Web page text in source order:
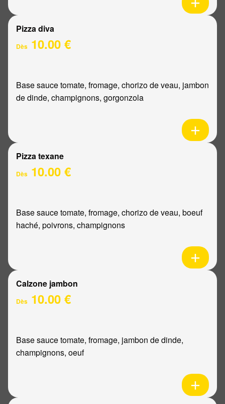
Pizza diva
Dès 10.00 €
Base sauce tomate, fromage, chorizo de veau, jambon
de dinde, champignons, gorgonzola
Pizza texane
Dès 10.00 €
Base sauce tomate, fromage, chorizo de veau, boeuf
haché, poivrons, champignons
Calzone jambon
Dès 10.00 €
Base sauce tomate, fromage, jambon de dinde,
champignons, oeuf